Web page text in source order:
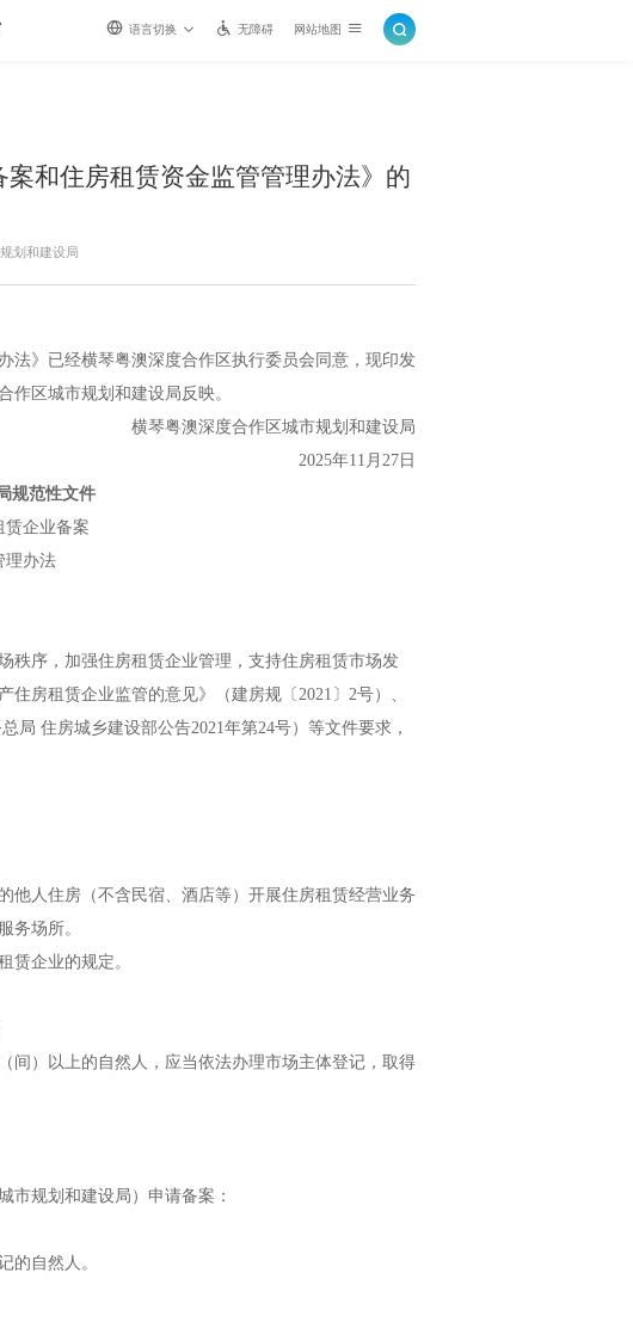
语言切换 无障碍 网站地图
和住房租赁资金监管管理办法》的
划和建设局
》已经横琴粤澳深度合作区执行委员会同意，现印发
作区城市规划和建设局反映。
横琴粤澳深度合作区城市规划和建设局
2025年11月27日
规范性文件
赁企业备案
理办法
序，加强住房租赁企业管理，支持住房租赁市场发
房租赁企业监管的意见》（建房规〔2021〕2号）、
局 住房城乡建设部公告2021年第24号）等文件要求，
人住房（不含民宿、酒店等）开展住房租赁经营业务
务场所。
赁企业的规定。
）以上的自然人，应当依法办理市场主体登记，取得
规划和建设局）申请备案：
自然人。